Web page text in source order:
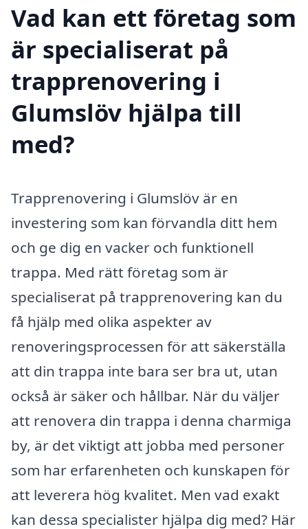
Vad kan ett företag som
är specialiserat på
trapprenovering i
Glumslöv hjälpa till
med?
Trapprenovering i Glumslöv är en
investering som kan förvandla ditt hem
och ge dig en vacker och funktionell
trappa. Med rätt företag som är
specialiserat på trapprenovering kan du
få hjälp med olika aspekter av
renoveringsprocessen för att säkerställa
att din trappa inte bara ser bra ut, utan
också är säker och hållbar. När du väljer
att renovera din trappa i denna charmiga
by, är det viktigt att jobba med personer
som har erfarenheten och kunskapen för
att leverera hög kvalitet. Men vad exakt
kan dessa specialister hjälpa dig med? Här